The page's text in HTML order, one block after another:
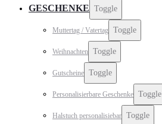
GESCHENKE Toggle
Muttertag / Vatertag Toggle
Weihnachten Toggle
Gutscheine Toggle
Personalisierbare Geschenke Toggle
Halstuch personalisiebar Toggle